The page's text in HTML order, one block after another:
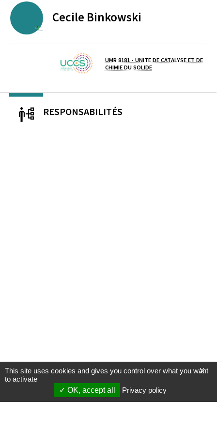
Cecile Binkowski
Laboratoire / équipe
UMR 8181 - UNITE DE CATALYSE ET DE
CHIMIE DU SOLIDE
RESPONSABILITÉS
X
This site uses cookies and gives you control over what you want
to activate
OK, accept all
Privacy policy